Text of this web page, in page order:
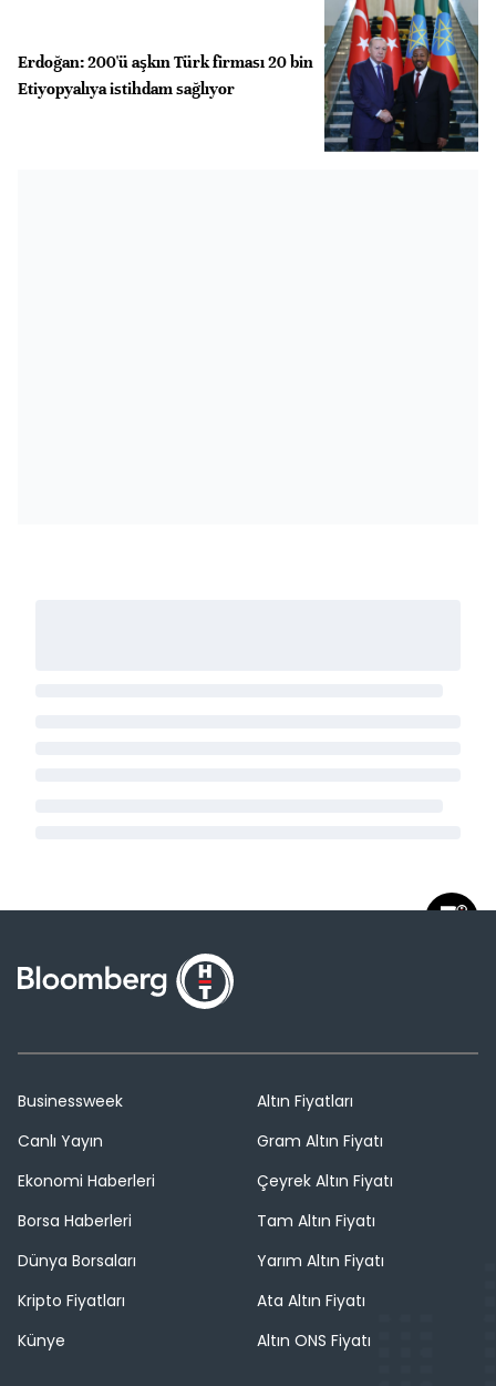
Erdoğan: 200'ü aşkın Türk firması 20 bin
Etiyopyalıya istihdam sağlıyor
Businessweek
Canlı Yayın
Ekonomi Haberleri
Borsa Haberleri
Dünya Borsaları
Kripto Fiyatları
Künye
Altın Fiyatları
Gram Altın Fiyatı
Çeyrek Altın Fiyatı
Tam Altın Fiyatı
Yarım Altın Fiyatı
Ata Altın Fiyatı
Altın ONS Fiyatı